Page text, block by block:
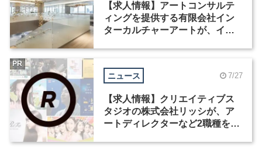
【求人情報】アートコンサルテ
ィングを提供する有限会社イン
ターカルチャーアートが、イン
ニュース 7/27
【求人情報】クリエイティブス
タジオの株式会社リッシが、ア
ートディレクターなど2職種を募
PR